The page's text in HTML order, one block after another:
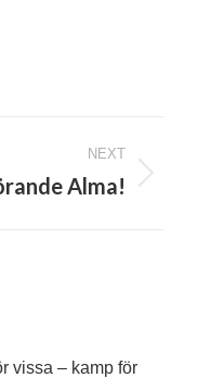
NEXT
Alma!
vissa – kamp för